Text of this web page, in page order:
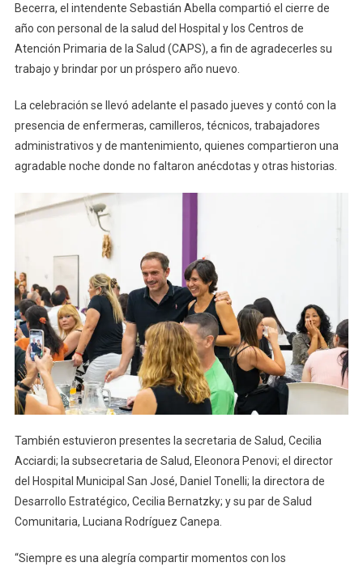
Becerra, el intendente Sebastián Abella compartió el cierre de
año con personal de la salud del Hospital y los Centros de
Atención Primaria de la Salud (CAPS), a fin de agradecerles su
trabajo y brindar por un próspero año nuevo.
La celebración se llevó adelante el pasado jueves y contó con la
presencia de enfermeras, camilleros, técnicos, trabajadores
administrativos y de mantenimiento, quienes compartieron una
agradable noche donde no faltaron anécdotas y otras historias.
También estuvieron presentes la secretaria de Salud, Cecilia
Acciardi; la subsecretaria de Salud, Eleonora Penovi; el director
del Hospital Municipal San José, Daniel Tonelli; la directora de
Desarrollo Estratégico, Cecilia Bernatzky; y su par de Salud
Comunitaria, Luciana Rodríguez Canepa.
“Siempre es una alegría compartir momentos con los